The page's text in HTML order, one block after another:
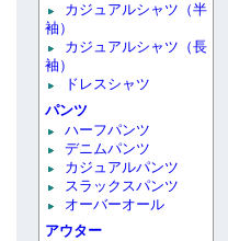
カジュアルシャツ（半
袖）
カジュアルシャツ（長
袖）
ドレスシャツ
パンツ
ハーフパンツ
デニムパンツ
カジュアルパンツ
スラックスパンツ
オーバーオール
アウター